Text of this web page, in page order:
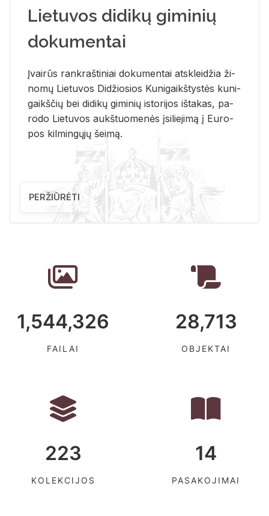
Lietuvos didikų giminių
dokumentai
Įvai­rūs rank­raš­ti­niai do­ku­men­tai at­sklei­džia ži­
no­mų Lie­tu­vos Di­džio­sios Ku­ni­gaikš­tys­tės ku­ni­
gaikš­čių bei di­di­kų gi­mi­nių is­to­ri­jos iš­ta­kas, pa­
ro­do Lie­tu­vos aukš­tuo­me­nės įsi­lie­ji­mą į Eu­ro­
pos kil­min­gų­jų šei­mą.
PERŽIŪRĖTI
1,544,326
FAILAI
28,713
OBJEKTAI
223
KOLEKCIJOS
14
PASAKOJIMAI